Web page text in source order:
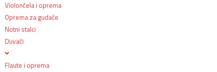
Violončela i oprema
Oprema za gudače
Notni stalci
Duvači
Flaute i oprema